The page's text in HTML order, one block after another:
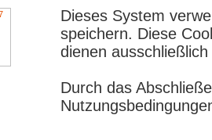
Dieses System
speichern. Diese
dienen
Durch das